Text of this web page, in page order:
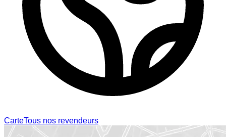
CarteTous nos revendeurs